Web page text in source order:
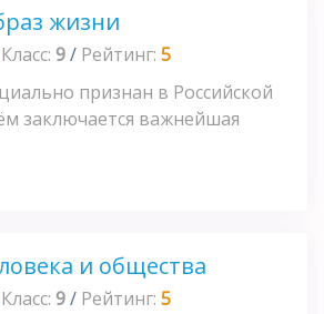
жизни
Класс: 9/ Рейтинг: 5
признан в Российской
заключается важнейшая
и общества
Класс: 9/ Рейтинг: 5